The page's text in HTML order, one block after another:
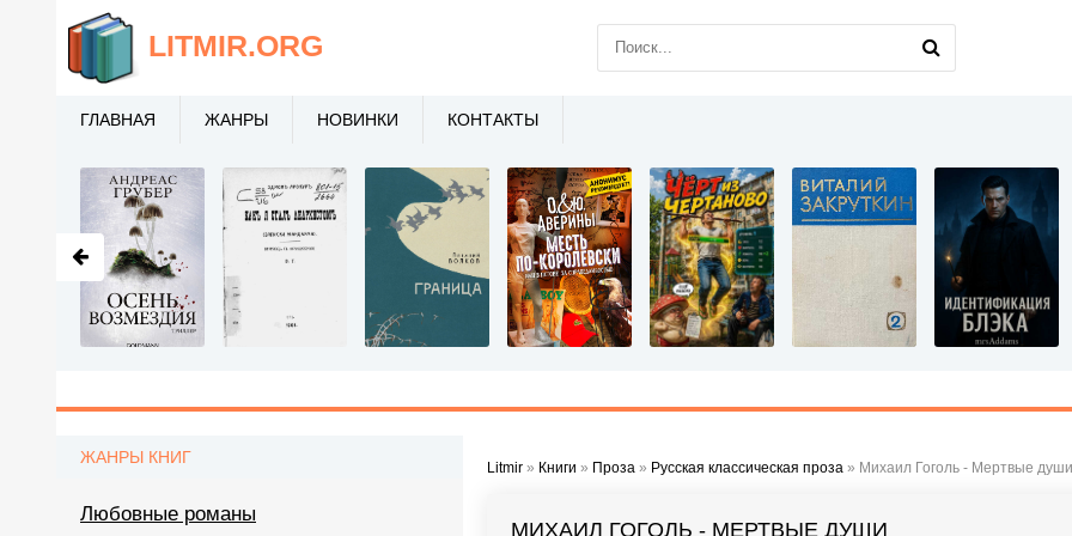
Litmir » Книги » Проза » Русская классическая проза » Михаил Гоголь - Мертвые души
МИХАИЛ ГОГОЛЬ - МЕРТВЫЕ ДУШИ
ЖАНРЫ КНИГ
Любовные романы
LITMIR.ORG
ГЛАВНАЯ ЖАНРЫ НОВИНКИ КОНТАКТЫ